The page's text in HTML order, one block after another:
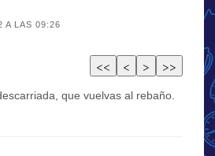
A LAS 09:26
que vuelvas al rebaño.